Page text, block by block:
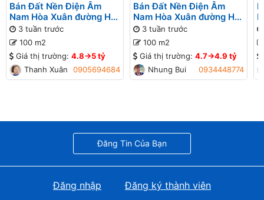
Bán Đất Nền Điện Âm
Nam Hòa Xuân đường Hói
Kiểng 8 B2-38 lô 1x - Gần
đường Nguyễn Phước Lan
3 tuần trước
100 m2
Giá thị trường: 4.8->5 tỷ
Thanh Xuân
0905694684
Bán Đất Nền Điện Âm
Nam Hòa Xuân đường Hói
Kiểng 8 B2-38 lô 1x - Gần
đường Nguyễn Phước Lan
3 tuần trước
100 m2
Giá thị trường: 4.7->4.9 tỷ
Nhung Bui
0934448774
Đăng Tin Của Bạn
Đăng nhập Đăng ký thành viên